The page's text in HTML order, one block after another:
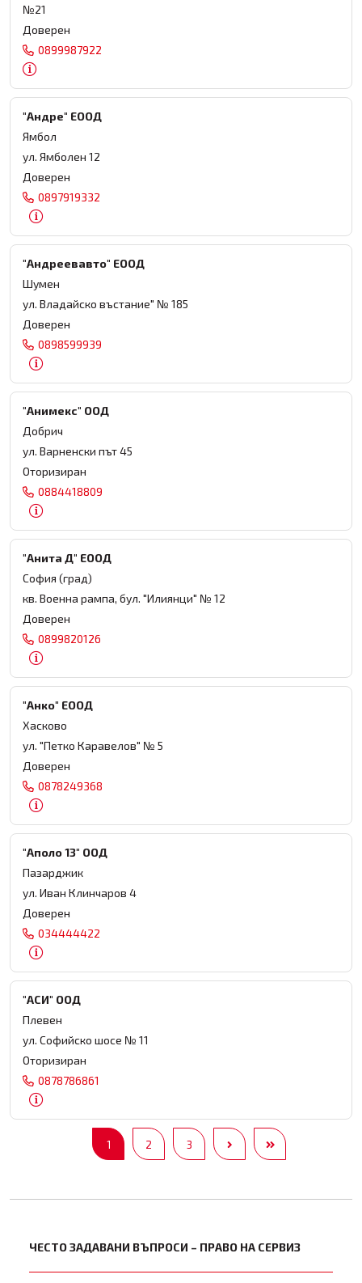
№21
Доверен
0899987922
"Андре" ЕООД
Ямбол
ул. Ямболен 12
Доверен
0897919332
"Андреевавто" ЕООД
Шумен
ул. Владайско въстание" № 185
Доверен
0898599939
"Анимекс" ООД
Добрич
ул. Варненски път 45
Оторизиран
0884418809
"Анита Д" ЕООД
София (град)
кв. Военна рампа, бул. "Илиянци" № 12
Доверен
0899820126
"Анко" ЕООД
Хасково
ул. "Петко Каравелов" № 5
Доверен
0878249368
"Аполо 13" ООД
Пазарджик
ул. Иван Клинчаров 4
Доверен
034444422
"АСИ" ООД
Плевен
ул. Софийско шосе № 11
Оторизиран
0878786861
1 2 3
ЧЕСТО ЗАДАВАНИ ВЪПРОСИ – ПРАВО НА СЕРВИЗ